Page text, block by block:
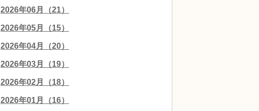
2026年06月（21）
2026年05月（15）
2026年04月（20）
2026年03月（19）
2026年02月（18）
2026年01月（16）